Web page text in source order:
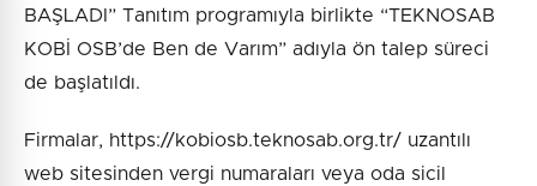
BAŞLADI” Tanıtım programıyla birlikte “TEKNOSAB
KOBİ OSB’de Ben de Varım” adıyla ön talep süreci
de başlatıldı.
Firmalar, https://kobiosb.teknosab.org.tr/ uzantılı
web sitesinden vergi numaraları veya oda sicil